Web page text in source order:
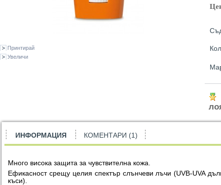
Принтирай
Увеличи
ИНФОРМАЦИЯ КОМЕНТАРИ (1)
Много висока защита за чувствителна кожа.
Ефикасност срещу целия спектър слънчеви лъчи (UVB-UVA
къси).